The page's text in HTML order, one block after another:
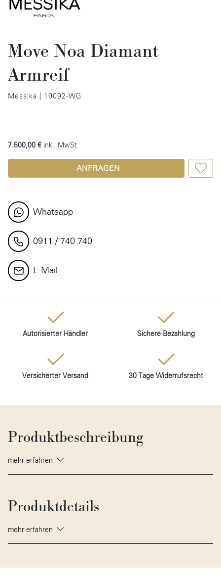
Move Noa Diamant
Armreif
Messika | 10092-WG
7.500,00 € inkl. MwSt.
ANFRAGEN
Whatsapp
0911 / 740 740
E-Mail
Autorisierter Händler Sichere Bezahlung
Versicherter Versand 30 Tage Widerrufsrecht
Produktbeschreibung
mehr erfahren
Produktdetails
mehr erfahren